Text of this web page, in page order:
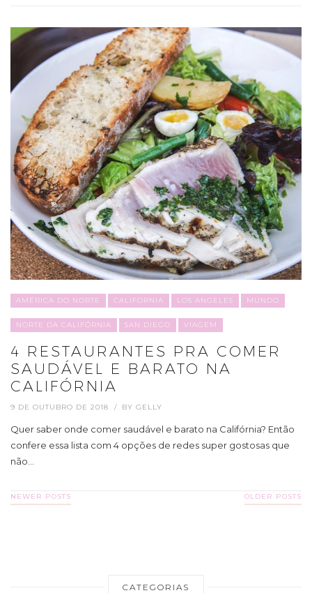
AMÉRICA DO NORTE CALIFORNIA LOS ANGELES MUNDO
NORTE DA CALIFÓRNIA SAN DIEGO VIAGEM
4 RESTAURANTES PRA COMER
SAUDÁVEL E BARATO NA
CALIFÓRNIA
9 DE OUTUBRO DE 2018 BY GELLY
Quer saber onde comer saudável e barato na Califórnia? Então
confere essa lista com 4 opções de redes super gostosas que
não…
NEWER POSTS OLDER POSTS
CATEGORIAS